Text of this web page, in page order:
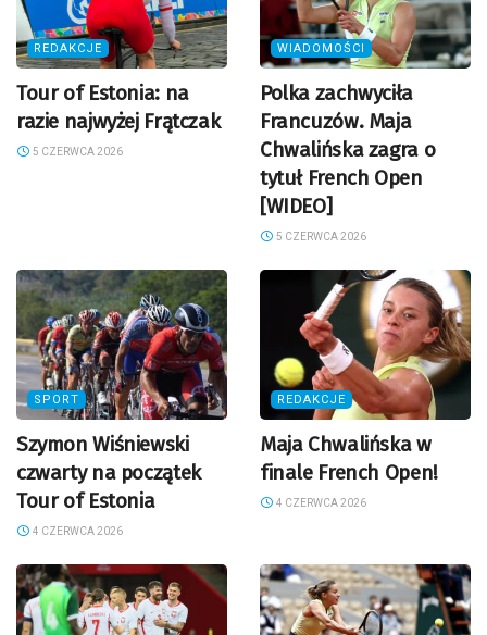
REDAKCJE
Tour of Estonia: na
razie najwyżej Frątczak
5 CZERWCA 2026
WIADOMOŚCI
Polka zachwyciła
Francuzów. Maja
Chwalińska zagra o
tytuł French Open
[WIDEO]
5 CZERWCA 2026
SPORT
Szymon Wiśniewski
czwarty na początek
Tour of Estonia
4 CZERWCA 2026
REDAKCJE
Maja Chwalińska w
finale French Open!
4 CZERWCA 2026